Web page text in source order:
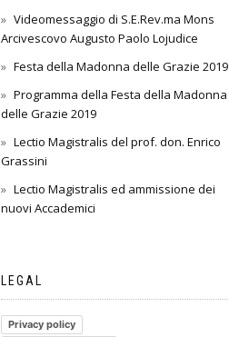
Videomessaggio di S.E.Rev.ma Mons
Arcivescovo Augusto Paolo Lojudice
Festa della Madonna delle Grazie 2019
Programma della Festa della Madonna
delle Grazie 2019
Lectio Magistralis del prof. don. Enrico
Grassini
Lectio Magistralis ed ammissione dei
nuovi Accademici
LEGAL
Privacy policy